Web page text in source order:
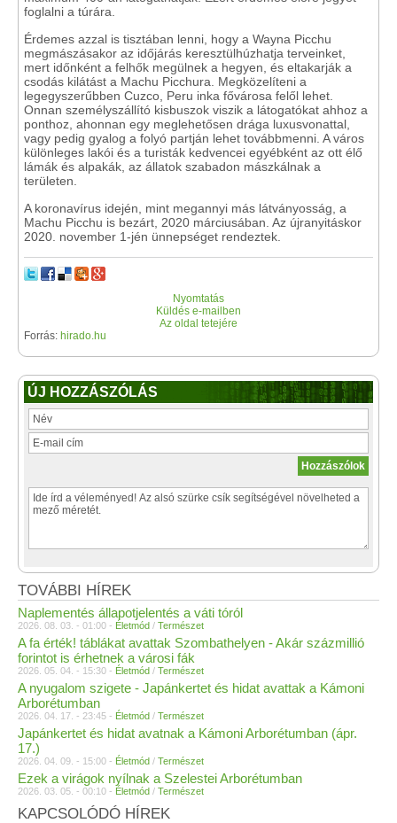
foglalni a túrára.
Érdemes azzal is tisztában lenni, hogy a Wayna Picchu
megmászásakor az időjárás keresztülhúzhatja terveinket,
mert időnként a felhők megülnek a hegyen, és eltakarják a
csodás kilátást a Machu Picchura. Megközelíteni a
legegyszerűbben Cuzco, Peru inka fővárosa felől lehet.
Onnan személyszállító kisbuszok viszik a látogatókat ahhoz a
ponthoz, ahonnan egy meglehetősen drága luxusvonattal,
vagy pedig gyalog a folyó partján lehet továbbmenni. A város
különleges lakói és a turisták kedvencei egyébként az ott élő
lámák és alpakák, az állatok szabadon mászkálnak a
területen.
A koronavírus idején, mint megannyi más látványosság, a
Machu Picchu is bezárt, 2020 márciusában. Az újranyitáskor
2020. november 1-jén ünnepséget rendeztek.
Nyomtatás
Küldés e-mailben
Az oldal tetejére
Forrás: hirado.hu
ÚJ HOZZÁSZÓLÁS
TOVÁBBI HÍREK
Naplementés állapotjelentés a váti tóról
2026. 08. 03. - 01:00 - Életmód / Természet
A fa érték! táblákat avattak Szombathelyen - Akár százmillió
forintot is érhetnek a városi fák
2026. 05. 04. - 15:30 - Életmód / Természet
A nyugalom szigete - Japánkertet és hidat avattak a Kámoni
Arborétumban
2026. 04. 17. - 23:45 - Életmód / Természet
Japánkertet és hidat avatnak a Kámoni Arborétumban (ápr.
17.)
2026. 04. 09. - 15:00 - Életmód / Természet
Ezek a virágok nyílnak a Szelestei Arborétumban
2026. 03. 05. - 00:10 - Életmód / Természet
KAPCSOLÓDÓ HÍREK